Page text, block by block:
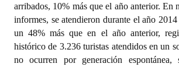
arribados, 10% más que el año anterior. En
informes, se atendieron durante el año
un 48% más que en el año anterior,
histórico de 3.236 turistas atendidos en un
no ocurren por generación